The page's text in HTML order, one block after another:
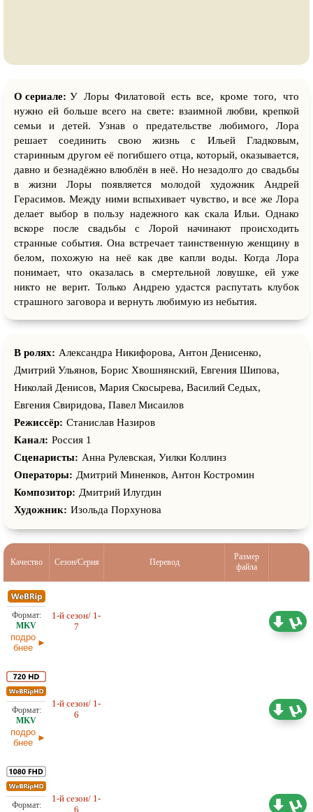
О сериале: У Лоры Филатовой есть все, кроме того, что
нужно ей больше всего на свете: взаимной любви, крепкой
семьи и детей. Узнав о предательстве любимого, Лора
решает соединить свою жизнь с Ильей Гладковым,
старинным другом её погибшего отца, который, оказывается,
давно и безнадёжно влюблён в неё. Но незадолго до свадьбы
в жизни Лоры появляется молодой художник Андрей
Герасимов. Между ними вспыхивает чувство, и все же Лора
делает выбор в пользу надежного как скала Ильи. Однако
вскоре после свадьбы с Лорой начинают происходить
странные события. Она встречает таинственную женщину в
белом, похожую на неё как две капли воды. Когда Лора
понимает, что оказалась в смертельной ловушке, ей уже
никто не верит. Только Андрею удастся распутать клубок
страшного заговора и вернуть любимую из небытия.
В ролях: Александра Никифорова, Антон Денисенко,
Дмитрий Ульянов, Борис Хвошнянский, Евгения Шипова,
Николай Денисов, Мария Скосырева, Василий Седых,
Евгения Свиридова, Павел Мисаилов
Режиссёр: Станислав Назиров
Канал: Россия 1
Сценаристы: Анна Рулевская, Уилки Коллинз
Операторы: Дмитрий Миненков, Антон Костромин
Композитор: Дмитрий Илугдин
Художник: Изольда Порхунова
Качество Сезон/Серия Перевод
Размер
файла
подро
бнее
1-й сезон/ 1-
7
подро
бнее
1-й сезон/ 1-
6
1-й сезон/ 1-
6